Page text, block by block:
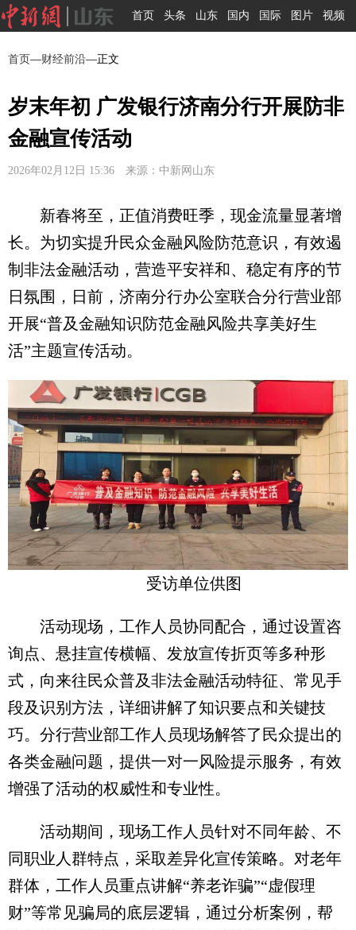
首页 头条 山东 国内 国际 图片 视频
首页—财经前沿—正文
岁末年初 广发银行济南分行开展防非
金融宣传活动
2026年02月12日 15:36 来源：中新网山东
新春将至，正值消费旺季，现金流量显著增
长。为切实提升民众金融风险防范意识，有效遏
制非法金融活动，营造平安祥和、稳定有序的节
日氛围，日前，济南分行办公室联合分行营业部
开展“普及金融知识防范金融风险共享美好生
活”主题宣传活动。
受访单位供图
活动现场，工作人员协同配合，通过设置咨
询点、悬挂宣传横幅、发放宣传折页等多种形
式，向来往民众普及非法金融活动特征、常见手
段及识别方法，详细讲解了知识要点和关键技
巧。分行营业部工作人员现场解答了民众提出的
各类金融问题，提供一对一风险提示服务，有效
增强了活动的权威性和专业性。
活动期间，现场工作人员针对不同年龄、不
同职业人群特点，采取差异化宣传策略。对老年
群体，工作人员重点讲解“养老诈骗”“虚假理
财”等常见骗局的底层逻辑，通过分析案例，帮